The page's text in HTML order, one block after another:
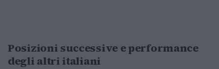
Posizioni successive e performance
degli altri italiani